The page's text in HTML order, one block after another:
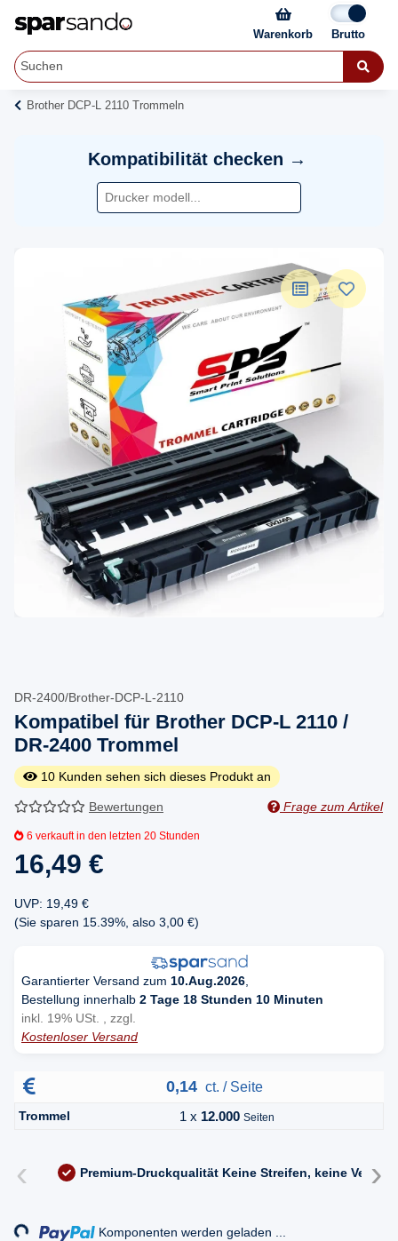
Warenkorb
Brother DCP-L 2110 Trommeln
Kompatibilität checken →
DR-2400/Brother-DCP-L-2110
Kompatibel für Brother DCP-L 2110 /
DR-2400 Trommel
10 Kunden sehen sich dieses Produkt an
Bewertungen Frage zum Artikel
6 verkauft in den letzten 20 Stunden
16,49 €
UVP: 19,49 €
(Sie sparen 15.39% , also 3,00 €)
Garantierter Versand zum 10.Aug.2026
Bestellung innerhalb 2 Tage 18 Stunden 10 Minuten
inkl. 19% USt. , zzgl.
Kostenloser Versand
0,14 ct. / Seite
Trommel 1 x 12.000 Seiten
‹ Premium-Druckqualität Keine Streifen, keine ›
Loading... Komponenten werden geladen ...